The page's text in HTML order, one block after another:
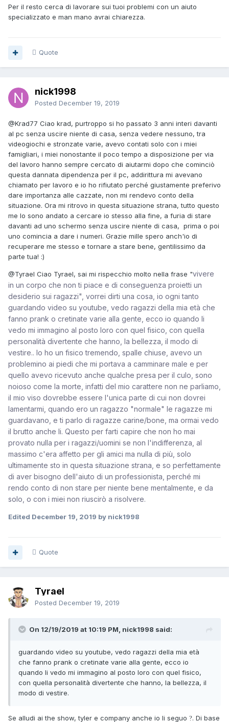
Per il resto cerca di lavorare sui tuoi problemi con un aiuto
specializzato e man mano avrai chiarezza.
Quote
nick1998
Posted December 19, 2019
@Krad77 Ciao krad, purtroppo si ho passato 3 anni interi davanti
al pc senza uscire niente di casa, senza vedere nessuno, tra
videogiochi e stronzate varie, avevo contati solo con i miei
famigliari, i miei nonostante il poco tempo a disposizione per via
del lavoro hanno sempre cercato di aiutarmi dopo che cominciò
questa dannata dipendenza per il pc, addirittura mi avevano
chiamato per lavoro e io ho rifiutato perché giustamente preferivo
dare importanza alle cazzate, non mi rendevo conto della
situazione. Ora mi ritrovo in questa situazione strana, tutto questo
me lo sono andato a cercare io stesso alla fine, a furia di stare
davanti ad uno schermo senza uscire niente di casa, prima o poi
uno comincia a dare i numeri. Grazie mille spero anch'io di
recuperare me stesso e tornare a stare bene, gentilissimo da
parte tua! :)
@Tyrael Ciao Tyrael, sai mi rispecchio molto nella frase "vivere
in un corpo che non ti piace e di conseguenza proietti un
desiderio sui ragazzi", vorrei dirti una cosa, io ogni tanto
guardando video su youtube, vedo ragazzi della mia età che
fanno prank o cretinate varie alla gente, ecco io quando li
vedo mi immagino al posto loro con quel fisico, con quella
personalità divertente che hanno, la bellezza, il modo di
vestire.. Io ho un fisico tremendo, spalle chiuse, avevo un
problemino ai piedi che mi portava a camminare male e per
quello avevo ricevuto anche qualche presa per il culo, sono
noioso come la morte, infatti del mio carattere non ne parliamo,
il mio viso dovrebbe essere l'unica parte di cui non dovrei
lamentarmi, quando ero un ragazzo "normale" le ragazze mi
guardavano, e ti parlo di ragazze carine/bone, ma ormai vedo
il brutto anche li. Questo per farti capire che non ho mai
provato nulla per i ragazzi/uomini se non l'indifferenza, al
massimo c'era affetto per gli amici ma nulla di più, solo
ultimamente sto in questa situazione strana, e so perfettamente
di aver bisogno dell'aiuto di un professionista, perché mi
rendo conto di non stare per niente bene mentalmente, e da
solo, o con i miei non riuscirò a risolvere.
Edited December 19, 2019 by nick1998
Quote
Tyrael
Posted December 19, 2019
On 12/19/2019 at 10:19 PM, nick1998 said:
guardando video su youtube, vedo ragazzi della mia età
che fanno prank o cretinate varie alla gente, ecco io
quando li vedo mi immagino al posto loro con quel fisico,
con quella personalità divertente che hanno, la bellezza, il
modo di vestire.
Se alludi ai the show, tyler e company anche io li seguo ?. Di base